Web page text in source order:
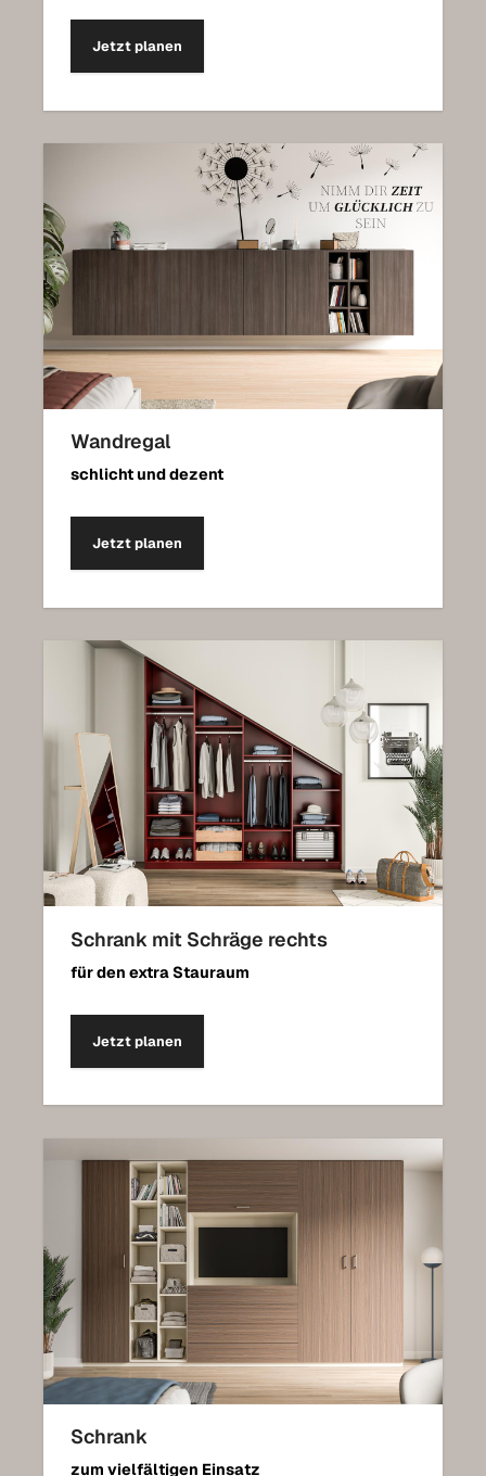
Jetzt planen
Wandregal
schlicht und dezent
Jetzt planen
Schrank mit Schräge rechts
für den extra Stauraum
Jetzt planen
Schrank
zum vielfältigen Einsatz